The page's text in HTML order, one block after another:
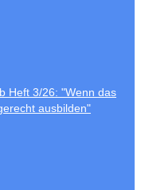
Heft 3/26: "Wenn das
ausbilden"